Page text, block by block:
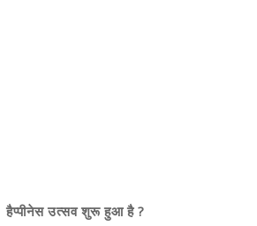
उत्सव शुरू हुआ है ?